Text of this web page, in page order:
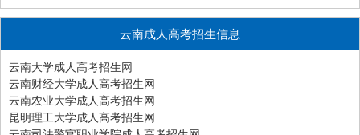
云南成人高考招生信息
云南大学成人高考招生网
云南财经大学成人高考招生网
云南农业大学成人高考招生网
昆明理工大学成人高考招生网